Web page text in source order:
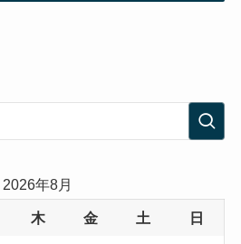
2026年8月
木 金 土 日